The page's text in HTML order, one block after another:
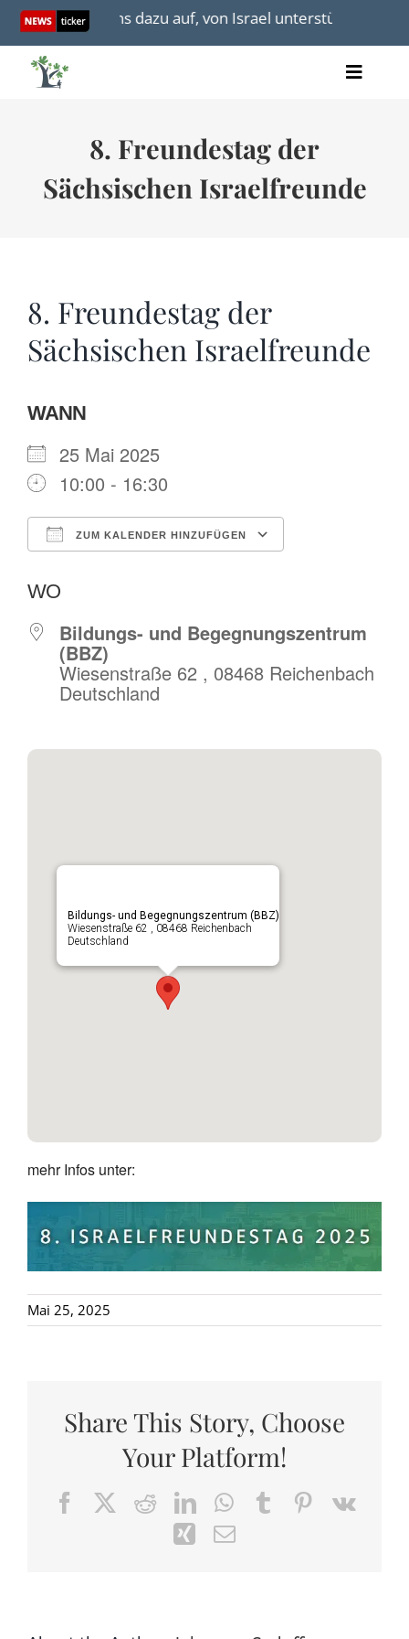
Skip
content
dazu auf, von Israel unterstützte
Toggle
Bücher
Termine
Spenden
8. Freundestag der
Sächsischen Israelfreunde
8. Freundestag der
Sächsischen Israelfreunde
WANN
25 Mai 2025
10:00 - 16:30
ZUM KALENDER HINZUFÜGEN
WO
Bildungs- und Begegnungszentrum
(BBZ)
Wiesenstraße 62 , 08468 Reichenbach
Deutschland
Bildungs- und Begegnungszentrum (BBZ)
Wiesenstraße 62 , 08468 Reichenbach
Deutschland
mehr Infos unter:
Mai 25, 2025
Share This Story, Choose
Your Platform!
FacebookRedditLinkedInWhatsApp
TumblrPinterest
Vk
XingEmail